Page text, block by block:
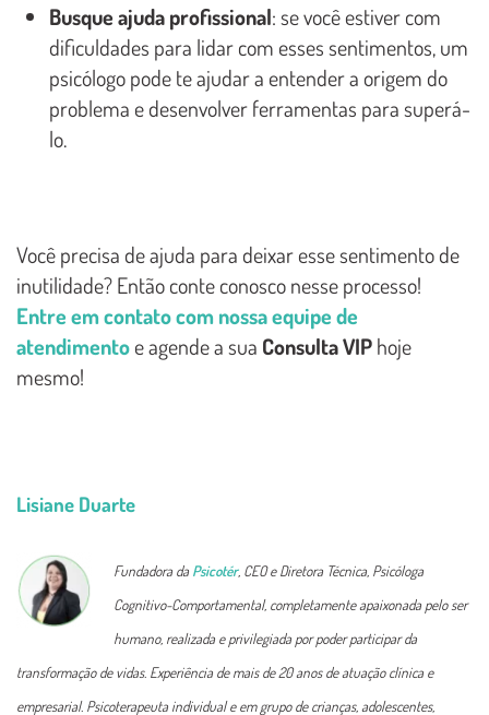
Busque ajuda profissional: se você estiver com
dificuldades para lidar com esses sentimentos, um
psicólogo pode te ajudar a entender a origem do
problema e desenvolver ferramentas para superá-
lo.
Você precisa de ajuda para deixar esse sentimento de
inutilidade? Então conte conosco nesse processo!
Entre em contato com nossa equipe de
atendimentoe agende a sua Consulta VIPhoje
mesmo!
Lisiane Duarte
Fundadora da Psicotér, CEO e Diretora Técnica, Psicóloga
Cognitivo-Comportamental, completamente apaixonada pelo ser
humano, realizada e privilegiada por poder participar da
transformação de vidas. Experiência de mais de 20 anos de atuação clínica e
empresarial. Psicoterapeuta individual e em grupo de crianças, adolescentes,